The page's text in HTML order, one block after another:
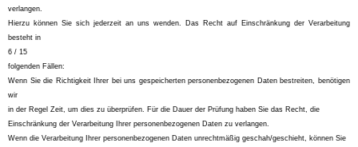
verlangen.
Hierzu können Sie sich jederzeit an uns wenden. Das Recht auf Einschränkung der Verarbeitung
besteht in
6 / 15
folgenden Fällen:
Wenn Sie die Richtigkeit Ihrer bei uns gespeicherten personenbezogenen Daten bestreiten, benötigen
wir
in der Regel Zeit, um dies zu überprüfen. Für die Dauer der Prüfung haben Sie das Recht, die
Einschränkung der Verarbeitung Ihrer personenbezogenen Daten zu verlangen.
Wenn die Verarbeitung Ihrer personenbezogenen Daten unrechtmäßig geschah/geschieht, können Sie